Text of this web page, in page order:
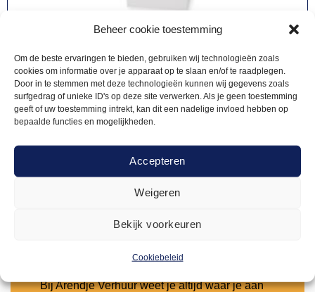
Beheer cookie toestemming
Om de beste ervaringen te bieden, gebruiken wij technologieën zoals
cookies om informatie over je apparaat op te slaan en/of te raadplegen.
Door in te stemmen met deze technologieën kunnen wij gegevens zoals
surfgedrag of unieke ID's op deze site verwerken. Als je geen toestemming
geeft of uw toestemming intrekt, kan dit een nadelige invloed hebben op
bepaalde functies en mogelijkheden.
Accepteren
Weigeren
Bekijk voorkeuren
Cookiebeleid
STATAFELS LED
Statafel LED 70x70cm 40,00
Offerte aanvragen
Waarom kiezen voor Arendje?
Bij Arendje Verhuur weet je altijd waar je aan